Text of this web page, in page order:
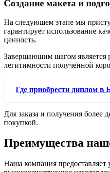
Создание макета и
На следующем этапе мы
гарантирует использование
ценность.
Завершающим шагом является
легитимности полученной
Где приобрести диплом в
Для заказа и получения более
покупкой.
Преимущества
Наша компания